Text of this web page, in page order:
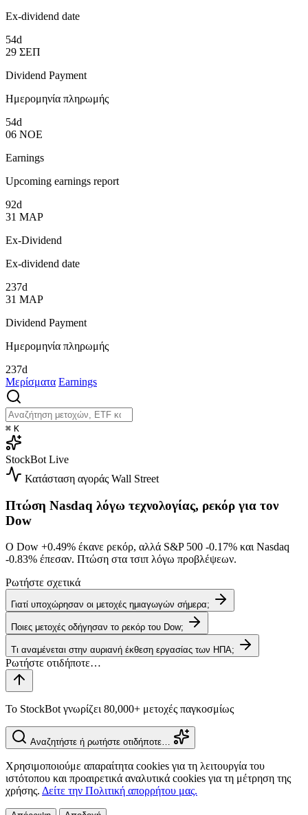
Ex-dividend date
54d
29 ΣΕΠ
Dividend Payment
Ημερομηνία πληρωμής
54d
06 ΝΟΕ
Earnings
Upcoming earnings report
92d
31 ΜΑΡ
Ex-Dividend
Ex-dividend date
237d
31 ΜΑΡ
Dividend Payment
Ημερομηνία πληρωμής
237d
Μερίσματα Earnings
⌘ K
StockBot Live
Κατάσταση αγοράς Wall Street
Πτώση Nasdaq λόγω τεχνολογίας, ρεκόρ για τον
Dow
Ο Dow +0.49% έκανε ρεκόρ, αλλά S&P 500 -0.17% και Nasdaq
-0.83% έπεσαν. Πτώση στα τσιπ λόγω προβλέψεων.
Ρωτήστε σχετικά
Γιατί υποχώρησαν οι μετοχές ημιαγωγών σήμερα;
Ποιες μετοχές οδήγησαν το ρεκόρ του Dow;
Τι αναμένεται στην αυριανή έκθεση εργασίας των ΗΠΑ;
Το StockBot γνωρίζει 80,000+ μετοχές παγκοσμίως
Αναζητήστε ή ρωτήστε οτιδήποτε…
Χρησιμοποιούμε απαραίτητα cookies για τη λειτουργία του
ιστότοπου και προαιρετικά αναλυτικά cookies για τη μέτρηση της
χρήσης. Δείτε την Πολιτική απορρήτου μας.